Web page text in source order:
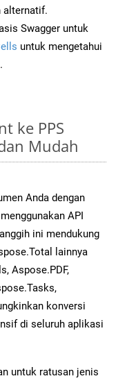
alternatif.
Swagger untuk
untuk mengetahui
.
ke PPS
Mudah
Anda dengan
API
ini mendukung
lainnya
Aspose.PDF,
konversi
di seluruh aplikasi
untuk ratusan jenis